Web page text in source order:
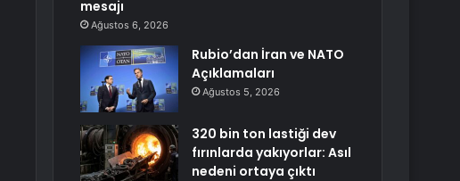
mesajı
Ağustos 6, 2026
Rubio’dan İran ve NATO
Açıklamaları
Ağustos 5, 2026
320 bin ton lastiği dev
fırınlarda yakıyorlar: Asıl
nedeni ortaya çıktı